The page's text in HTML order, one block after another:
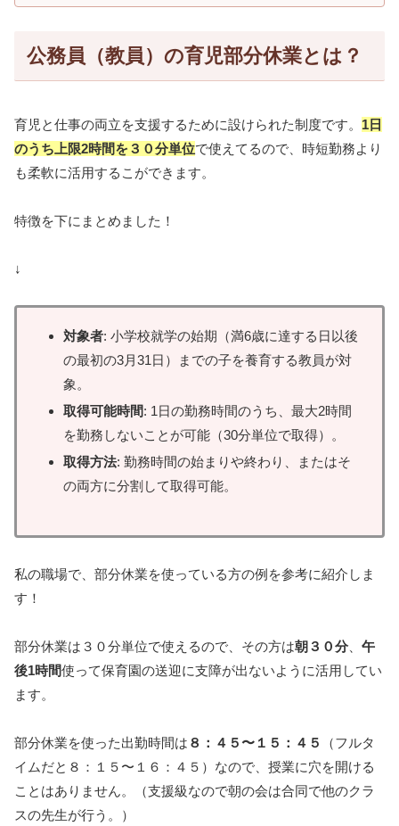
公務員（教員）の育児部分休業とは？
育児と仕事の両立を支援するために設けられた制度です。 1日
のうち上限2時間を３０分単位で使えてるので、時短勤務より
も柔軟に活用するこができます。
特徴を下にまとめました！
↓
対象者: 小学校就学の始期（満6歳に達する日以後
の最初の3月31日）までの子を養育する教員が対
象。
取得可能時間: 1日の勤務時間のうち、最大2時間
を勤務しないことが可能（30分単位で取得）。
取得方法: 勤務時間の始まりや終わり、またはそ
の両方に分割して取得可能。
私の職場で、部分休業を使っている方の例を参考に紹介しま
す！
部分休業は３０分単位で使えるので、その方は朝３０分、 午
後1時間使って保育園の送迎に支障が出ないように活用してい
ます。
部分休業を使った出勤時間は ８：４５〜１５：４５
（フルタ
イムだと８：１５〜１６：４５）なので、授業に穴を開ける
ことはありません。（支援級なので朝の会は合同で他のクラ
スの先生が行う。）